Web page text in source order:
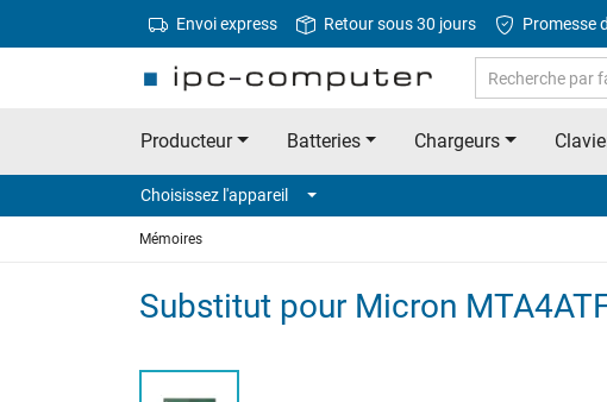
Envoi express Retour sous 30 jours Promesse
Producteur Batteries Chargeurs
Choisissez l'appareil
Mémoires
Substitut pour Micron